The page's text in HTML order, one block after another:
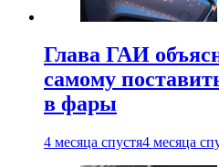
Глава ГАИ
самому
в фары
4 месяца спустя4 месяца